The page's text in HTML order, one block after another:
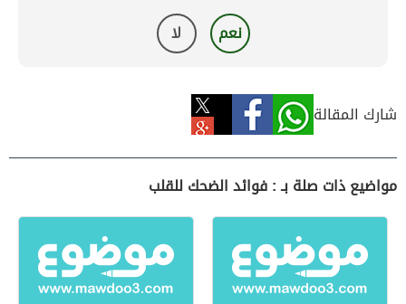
نعم لا
شارك المقالة
مواضيع ذات صلة بـ : فوائد الضحك للقلب